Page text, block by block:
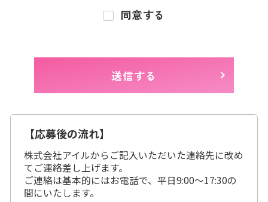
同意する
【応募後の流れ】
株式会社アイルからご記入いただいた連絡先に改め
てご連絡差し上げます。
ご連絡は基本的にはお電話で、平日9:00～17:30の
間にいたします。